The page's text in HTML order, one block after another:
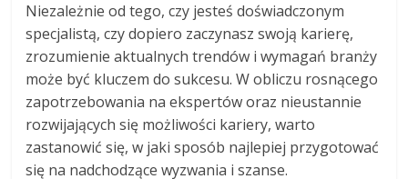
Niezależnie od tego, czy jesteś doświadczonym
specjalistą, czy dopiero zaczynasz swoją karierę,
zrozumienie aktualnych trendów i wymagań branży
może być kluczem do sukcesu. W obliczu rosnącego
zapotrzebowania na ekspertów oraz nieustannie
rozwijających się możliwości kariery, warto
zastanowić się, w jaki sposób najlepiej przygotować
się na nadchodzące wyzwania i szanse.